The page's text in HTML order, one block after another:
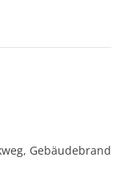
Gebäudebrand